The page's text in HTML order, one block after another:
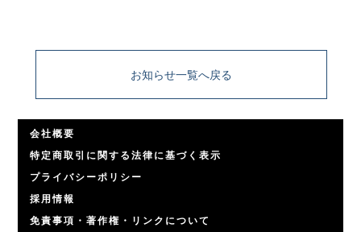
お知らせ一覧へ戻る
会社概要
特定商取引に関する法律に基づく表示
プライバシーポリシー
採用情報
免責事項・著作権・リンクについて